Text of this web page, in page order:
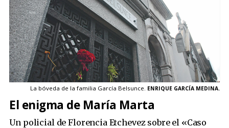
La bóveda de la familia García Belsunce. ENRIQUE GARCÍA MEDINA.
El enigma de María Marta
Un policial de Florencia Etchevez sobre el «Caso